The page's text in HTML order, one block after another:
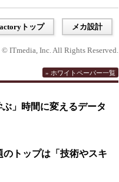
トップ メカ設計
ITmedia, Inc. All Rights Reserved.
» ホワイトペーパー一覧
」時間に変えるデータ
トップは「技術やスキ